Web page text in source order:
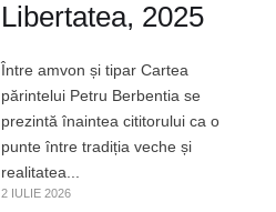
Libertatea, 2025
Între amvon și tipar Cartea
părintelui Petru Berbentia se
prezintă înaintea cititorului ca o
punte între tradiția veche și
realitatea...
2 IULIE 2026